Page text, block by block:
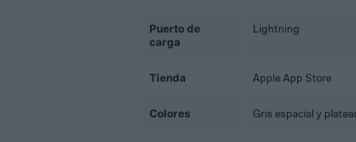
Puerto de
carga
Lightning
Tienda Apple App Store
Colores Gris espacial y